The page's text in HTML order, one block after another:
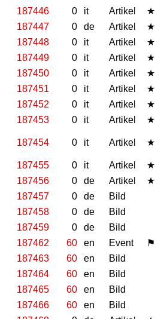
187446
0 it Artikel ★
187447
0 de Artikel ★
187448
0 it Artikel ★
187449
0 it Artikel ★
187450
0 it Artikel ★
187451
0 it Artikel ★
187452
0 it Artikel ★
187453
0 it Artikel ★
187454 0 it Artikel ★
187455
0 it Artikel ★
187456
0 de Artikel ★
187457
0 de Bild
187458
0 de Bild
187459
0 de Bild
187462
60 en Event ⚑
187463
60 en Bild
187464
60 en Bild
187465
60 en Bild
187466
60 en Bild